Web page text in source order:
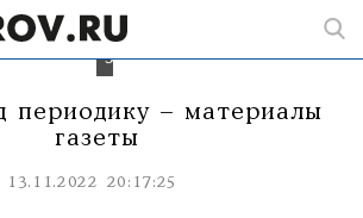
нем
скоро
заменят.
периодику – материалы
газеты
13.11.2022 20:17:25